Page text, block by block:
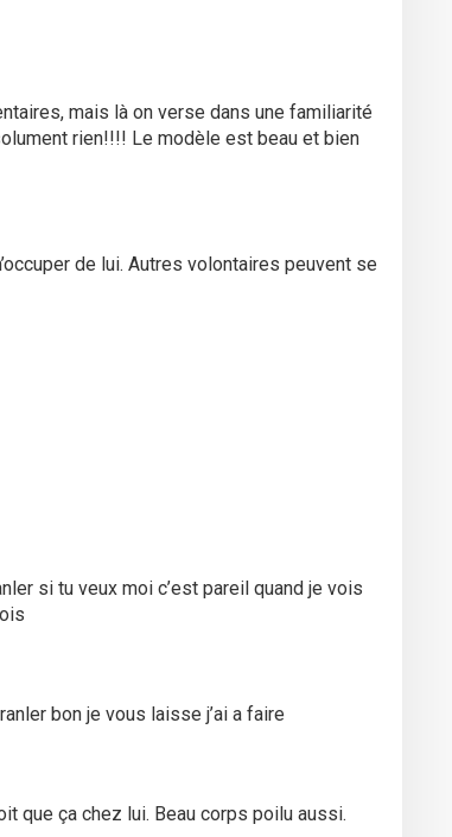
mais là on verse dans une familiarité
rien!!!! Le modèle est beau et bien
de lui. Autres volontaires peuvent se
si tu veux moi c’est pareil quand je vois
bon je vous laisse j’ai a faire
que ça chez lui. Beau corps poilu aussi.